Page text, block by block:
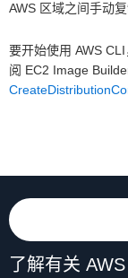
AWS 区域之间手动
要开始使用 AWS
阅 EC2 Image
了解有关